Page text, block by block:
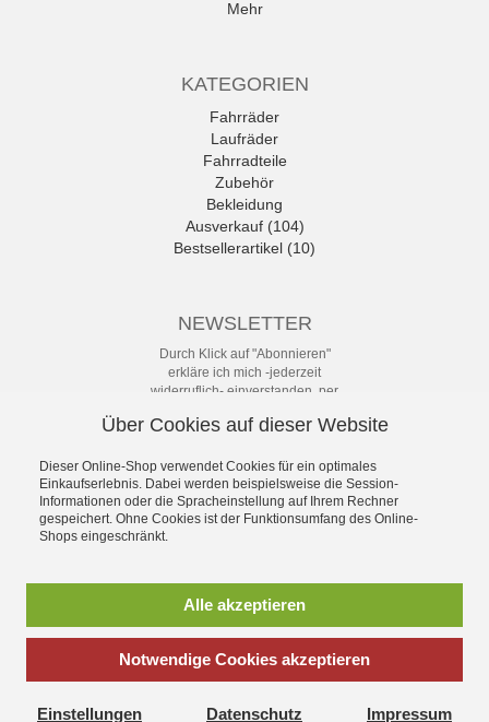
Mehr
KATEGORIEN
Fahrräder
Laufräder
Fahrradteile
Zubehör
Bekleidung
Ausverkauf (104)
Bestsellerartikel (10)
NEWSLETTER
Durch Klick auf "Abonnieren"
erkläre ich mich -jederzeit
widerruflich- einverstanden, per
Abständen über Angebote und
Datenschutzerklärung mit weiteren
Details habe ich zur Kenntnis
genommen.
Abonnieren
*inkl. MwSt., zzgl.Versandkosten
Über Cookies auf dieser Website
Dieser Online-Shop verwendet Cookies für ein optimales
Einkaufserlebnis. Dabei werden beispielsweise die Session-
Informationen oder die Spracheinstellung auf Ihrem Rechner
gespeichert. Ohne Cookies ist der Funktionsumfang des Online-
Shops eingeschränkt.
Alle akzeptieren
Notwendige Cookies akzeptieren
Einstellungen Datenschutz Impressum